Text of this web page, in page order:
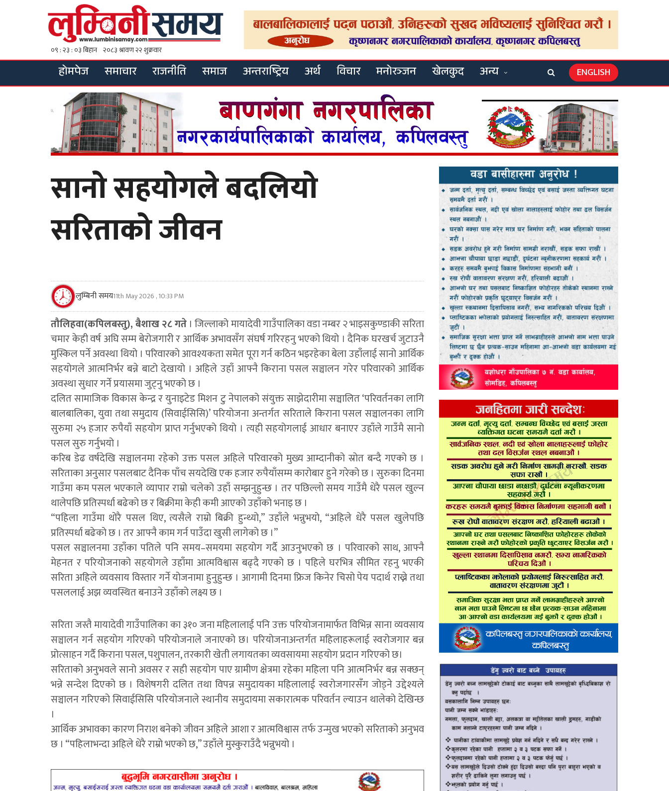
होमपेज समाचार राजनीति समाज अन्तराष्ट्रिय अर्थ विचार मनोरञ्जन खेलकुद अन्य ENGLISH
सानो सहयोगले बदलियो
सरिताको जीवन
लुम्बिनी समय11th May 2026 , 10:33 PM
तौलिहवा(कपिलबस्तु), बैशाख २८ गते । जिल्लाको मायादेवी गाउँपालिका वडा नम्बर २ भाइसकुण्डाकी सरिता
चमार केही वर्ष अघि सम्म बेरोजगारी र आर्थिक अभावसँग संघर्ष गरिरहनु भएको थियो । दैनिक घरखर्च जुटाउनै
मुस्किल पर्ने अवस्था थियो । परिवारको आवश्यकता समेत पूरा गर्न कठिन भइरहेका बेला उहाँलाई सानो आर्थिक
सहयोगले आत्मनिर्भर बन्ने बाटो देखायो । अहिले उहाँ आफ्नै किराना पसल सञ्चालन गरेर परिवारको आर्थिक
अवस्था सुधार गर्ने प्रयासमा जुट्नु भएको छ ।
दलित सामाजिक विकास केन्द्र र युनाइटेड मिशन टु नेपालको संयुक्त साझेदारीमा सञ्चालित ‘परिवर्तनका लागि
बालबालिका, युवा तथा समुदाय (सिवाईसिसि)’ परियोजना अन्तर्गत सरिताले किराना पसल सञ्चालनका लागि
सुरुमा २५ हजार रुपैयाँ सहयोग प्राप्त गर्नुभएको थियो । त्यही सहयोगलाई आधार बनाएर उहाँले गाउँमै सानो
पसल सुरु गर्नुभयो ।
करिब डेढ वर्षदेखि सञ्चालनमा रहेको उक्त पसल अहिले परिवारको मुख्य आम्दानीको स्रोत बन्दै गएको छ ।
सरिताका अनुसार पसलबाट दैनिक पाँच सयदेखि एक हजार रुपैयाँसम्म कारोबार हुने गरेको छ । सुरुका दिनमा
गाउँमा कम पसल भएकाले व्यापार राम्रो चलेको उहाँ सम्झनुहुन्छ । तर पछिल्लो समय गाउँमै धेरै पसल खुल्न
थालेपछि प्रतिस्पर्धा बढेको छ र बिक्रीमा केही कमी आएको उहाँको भनाइ छ ।
“पहिला गाउँमा थोरै पसल थिए, त्यसैले राम्रो बिक्री हुन्थ्यो,” उहाँले भन्नुभयो, “अहिले धेरै पसल खुलेपछि
प्रतिस्पर्धा बढेको छ । तर आफ्नै काम गर्न पाउँदा खुसी लागेको छ ।”
पसल सञ्चालनमा उहाँका पतिले पनि समय–समयमा सहयोग गर्दै आउनुभएको छ । परिवारको साथ, आफ्नै
मेहनत र परियोजनाको सहयोगले उहाँमा आत्मविश्वास बढ्दै गएको छ । पहिले घरभित्र सीमित रहनु भएकी
सरिता अहिले व्यवसाय विस्तार गर्ने योजनामा हुनुहुन्छ । आगामी दिनमा फ्रिज किनेर चिसो पेय पदार्थ राख्ने तथा
पसललाई अझ व्यवस्थित बनाउने उहाँको लक्ष्य छ ।
सरिता जस्तै मायादेवी गाउँपालिका का ३१० जना महिलालाई पनि उक्त परियोजनामार्फत विभिन्न साना व्यवसाय
सञ्चालन गर्न सहयोग गरिएको परियोजनाले जनाएको छ। परियोजनाअन्तर्गत महिलाहरूलाई स्वरोजगार बन्न
प्रोत्साहन गर्दै किराना पसल, पशुपालन, तरकारी खेती लगायतका व्यवसायमा सहयोग प्रदान गरिएको छ।
सरिताको अनुभवले सानो अवसर र सही सहयोग पाए ग्रामीण क्षेत्रमा रहेका महिला पनि आत्मनिर्भर बन्न सक्छन्
भन्ने सन्देश दिएको छ । विशेषगरी दलित तथा विपन्न समुदायका महिलालाई स्वरोजगारसँग जोड्ने उद्देश्यले
सञ्चालन गरिएको सिवाईसिसि परियोजनाले स्थानीय समुदायमा सकारात्मक परिवर्तन ल्याउन थालेको देखिन्छ
।
आर्थिक अभावका कारण निराश बनेको जीवन अहिले आशा र आत्मविश्वास तर्फ उन्मुख भएको सरिताको अनुभव
छ । “पहिलाभन्दा अहिले धेरै राम्रो भएको छ,” उहाँले मुस्कुराउँदै भन्नुभयो ।